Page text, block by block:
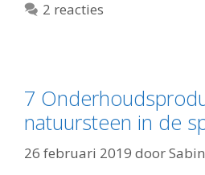
2 reacties
7
natuursteen in de
26 februari 2019 door